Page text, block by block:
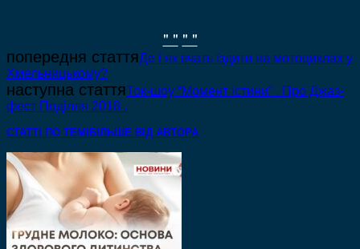
" " " "
попередня статтяДе і як вчать їздити на мотоциклах у
Хмельницькому?
наступна статтяТок-шоу “Момент істини” . Про Джаз-
фест Поділля 2018 .
СТАТТІ ПО ТЕМІ БІЛЬШЕ ВІД АВТОРА